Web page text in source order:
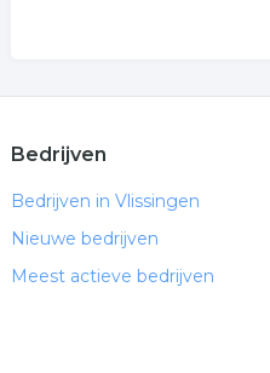
Bedrijven
Bedrijven in Vlissingen
Nieuwe bedrijven
Meest actieve bedrijven